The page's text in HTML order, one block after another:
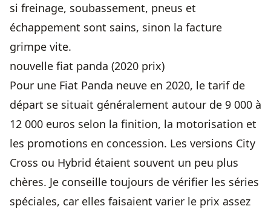
si freinage, soubassement, pneus et
échappement sont sains, sinon la facture
grimpe vite.
nouvelle fiat panda (2020 prix)
Pour une Fiat Panda neuve en 2020, le tarif de
départ se situait généralement autour de 9 000 à
12 000 euros selon la finition, la motorisation et
les promotions en concession. Les versions City
Cross ou Hybrid étaient souvent un peu plus
chères. Je conseille toujours de vérifier les séries
spéciales, car elles faisaient varier le prix assez